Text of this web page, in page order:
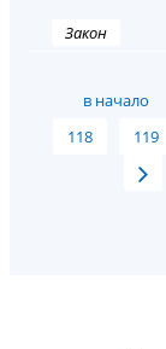
Закон
в начало
118
119